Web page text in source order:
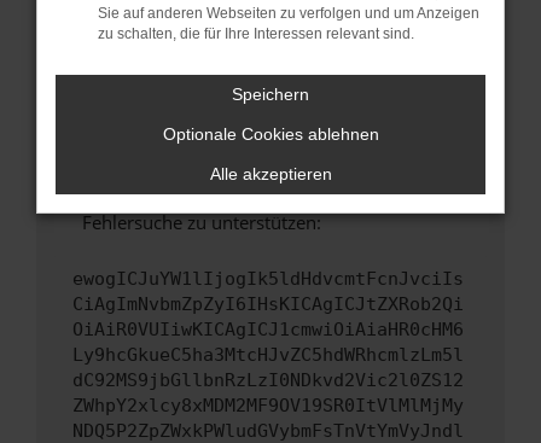
führen, dass bestimmte Funktionen nicht mehr
Wende dich an den Webseitenbetreiber.
hast, kontaktiere uns bitte. Wir werden
versuchen, das Problem zu beheben. Du kannst
uns diesen Text schicken, um uns bei der
Fehlersuche zu unterstützen:
ewogICJuYW1lIjogIk5ldHdvcmtFcnJvciIs
CiAgImNvbmZpZyI6IHsKICAgICJtZXRob2Qi
OiAiR0VUIiwKICAgICJ1cmwiOiAiaHR0cHM6
Ly9hcGkueC5ha3MtcHJvZC5hdWRhcmlzLm5l
dC92MS9jbGllbnRzLzI0NDkvd2Vic2l0ZS12
ZWhpY2xlcy8xMDM2MF9OV19SR0ItVlMlMjMy
NDQ5P2ZpZWxkPWludGVybmFsTnVtYmVyJndl
Sie auf anderen Webseiten zu verfolgen und um Anzeigen
zu schalten, die für Ihre Interessen relevant sind.
Speichern
Optionale Cookies ablehnen
Alle akzeptieren